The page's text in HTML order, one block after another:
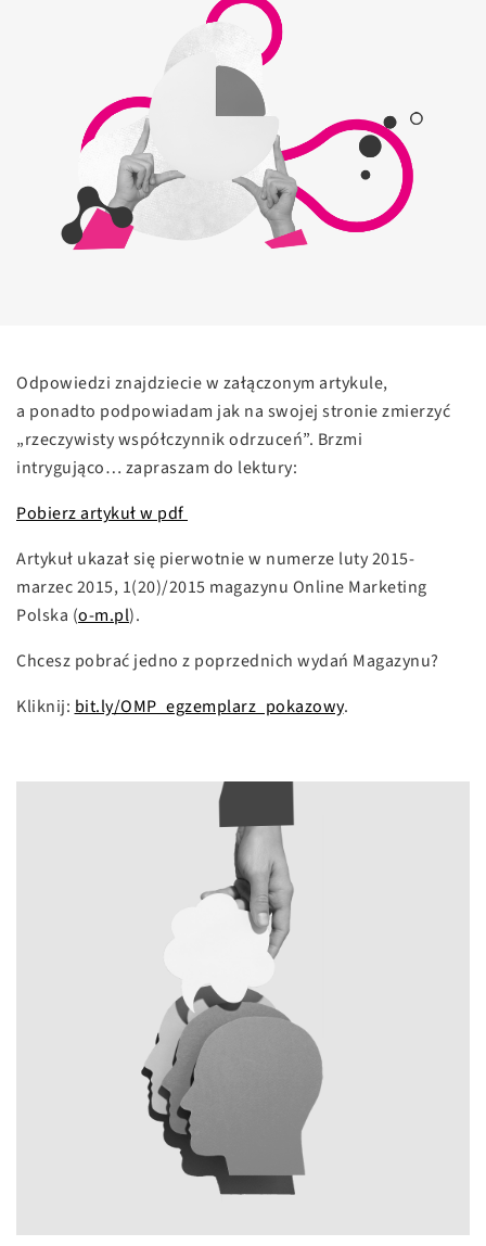
Odpowiedzi znajdziecie w załączonym artykule,
a ponadto podpowiadam jak na swojej stronie zmierzyć
„rzeczywisty współczynnik odrzuceń”. Brzmi
intrygująco… zapraszam do lektury:
Pobierz artykuł w pdf
Artykuł ukazał się pierwotnie w numerze luty 2015-
marzec 2015, 1(20)/2015 magazynu Online Marketing
Polska (o-m.pl).
Chcesz pobrać jedno z poprzednich wydań Magazynu?
Kliknij: bit.ly/OMP_egzemplarz_pokazowy.